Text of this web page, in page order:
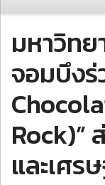
มหาวิท
จอมบึงร่
Rock)”
และเศร